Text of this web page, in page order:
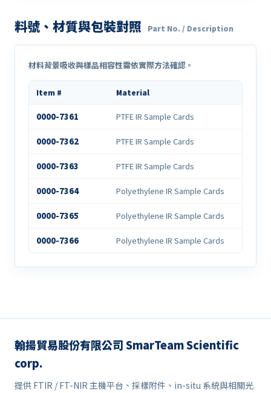
料號、材質與包裝對照 Part No. / Description
材料背景吸收與樣品相容性需依實際方法確認。
Item # Material
0000-7361 PTFE IR Sample Cards
0000-7362 PTFE IR Sample Cards
0000-7363 PTFE IR Sample Cards
0000-7364 Polyethylene IR Sample Cards
0000-7365 Polyethylene IR Sample Cards
0000-7366 Polyethylene IR Sample Cards
翰揚貿易股份有限公司 SmarTeam Scientific
corp.
提供 FTIR / FT-NIR 主機平台、採樣附件、in-situ 系統與相關光